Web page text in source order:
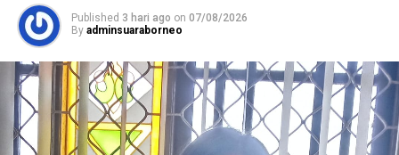
Published 3 hari ago on 07/08/2026
By adminsuaraborneo